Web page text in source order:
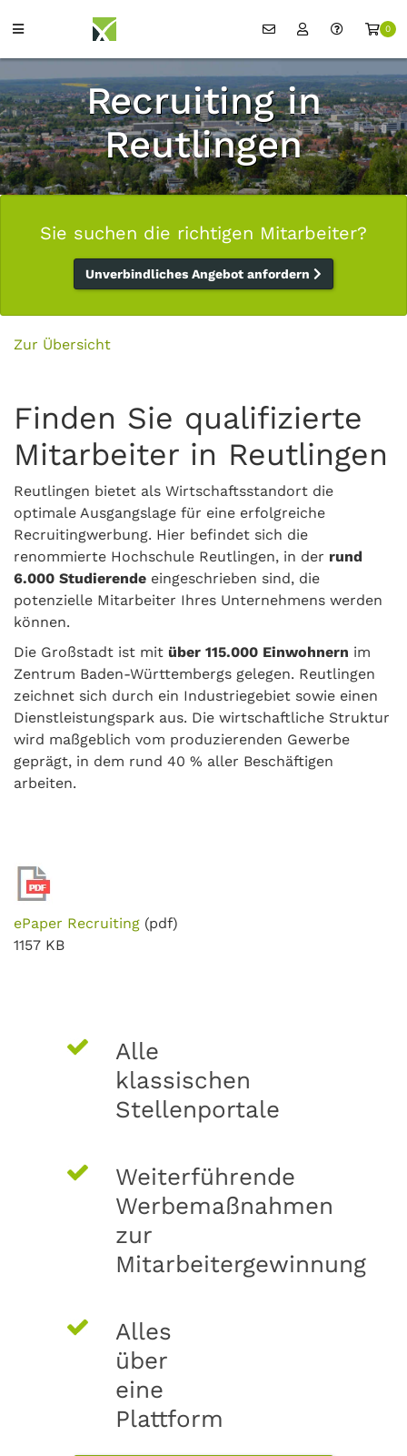
0
Recruiting in
Reutlingen
Sie suchen die richtigen Mitarbeiter?
Unverbindliches Angebot anfordern
Zur Übersicht
Finden Sie qualifizierte
Mitarbeiter in Reutlingen
Reutlingen bietet als Wirtschaftsstandort die
optimale Ausgangslage für eine erfolgreiche
Recruitingwerbung. Hier befindet sich die
renommierte Hochschule Reutlingen, in der rund
6.000 Studierende eingeschrieben sind, die
potenzielle Mitarbeiter Ihres Unternehmens werden
können.
Die Großstadt ist mit über 115.000 Einwohnern im
Zentrum Baden-Württembergs gelegen. Reutlingen
zeichnet sich durch ein Industriegebiet sowie einen
Dienstleistungspark aus. Die wirtschaftliche Struktur
wird maßgeblich vom produzierenden Gewerbe
geprägt, in dem rund 40 % aller Beschäftigen
arbeiten.
ePaper Recruiting (pdf)
1157 KB
Alle
klassischen
Stellenportale
Weiterführende
Werbemaßnahmen
zur
Mitarbeitergewinnung
Alles
über
eine
Plattform